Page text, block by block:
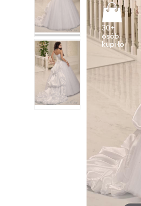
30+
osób
kupiło